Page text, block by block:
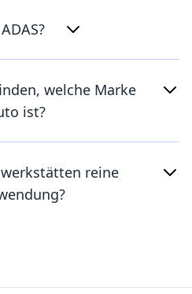
welche Marke
ist?
reine